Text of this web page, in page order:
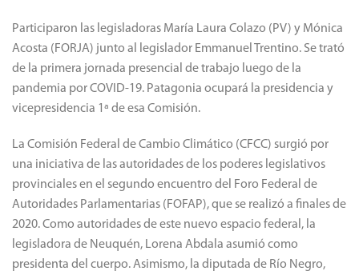
Participaron las legisladoras María Laura Colazo (PV) y Mónica
Acosta (FORJA) junto al legislador Emmanuel Trentino. Se trató
de la primera jornada presencial de trabajo luego de la
pandemia por COVID-19. Patagonia ocupará la presidencia y
vicepresidencia 1ª de esa Comisión.
La Comisión Federal de Cambio Climático (CFCC) surgió por
una iniciativa de las autoridades de los poderes legislativos
provinciales en el segundo encuentro del Foro Federal de
Autoridades Parlamentarias (FOFAP), que se realizó a finales de
2020. Como autoridades de este nuevo espacio federal, la
legisladora de Neuquén, Lorena Abdala asumió como
presidenta del cuerpo. Asimismo, la diputada de Río Negro,